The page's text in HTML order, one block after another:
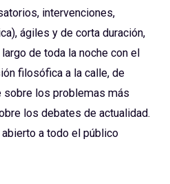
intervenciones,
ágiles y de corta duración,
de toda la noche con el
filosófica a la calle, de
sobre los problemas más
los debates de actualidad.
a todo el público